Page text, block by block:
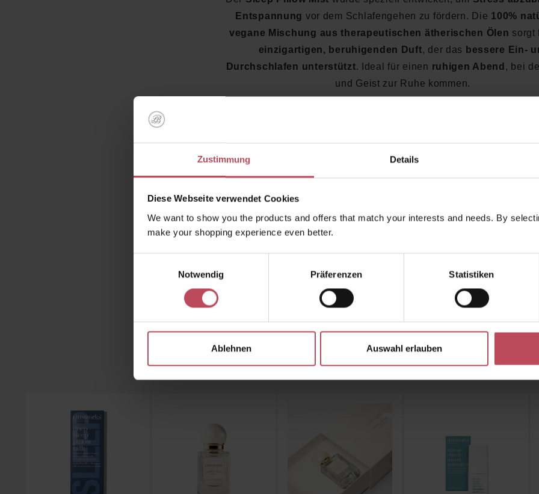
Zustimmung Details
Diese Webseite verwendet Cookies
We want to show you the products and offers that match your interests and needs. By
make your shopping experience even better.
Notwendig
Präferenzen Statistiken
Ablehnen Auswahl erlauben
Entspannung vor dem Schlafengehen zu fördern. Die 100%
vegane Mischung aus therapeutischen ätherischen Ölen sorgt
einzigartigen, beruhigenden Duft, der das bessere Ein-
Durchschlafen unterstützt. Ideal für einen ruhigen Abend , bei
und Geist zur Ruhe kommen.
und reduziert Stress vor dem
Therapeutische ätherische Öle
Ideal für einen ruhigen, erholsamen Schlaf
Einfach auf Kissen oder Bettwäsche aufsprühen
auf natürliche Weise unterstützt.
Ähnliche Produkte Kunden haben sich ebenfalls angesehen